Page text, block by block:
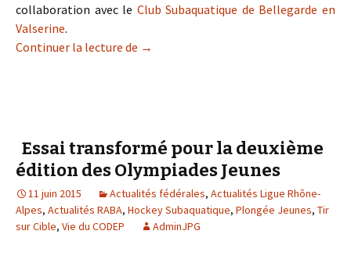
collaboration avec le Club Subaquatique de Bellegarde en
Valserine.
Continuer la lecture de Les “enfants de la lune” en plongée
→
Essai transformé pour la deuxième
édition des Olympiades Jeunes
11 juin 2015 Actualités fédérales, Actualités Ligue Rhône-
Alpes, Actualités RABA, Hockey Subaquatique, Plongée Jeunes, Tir
sur Cible, Vie du CODEP AdminJPG